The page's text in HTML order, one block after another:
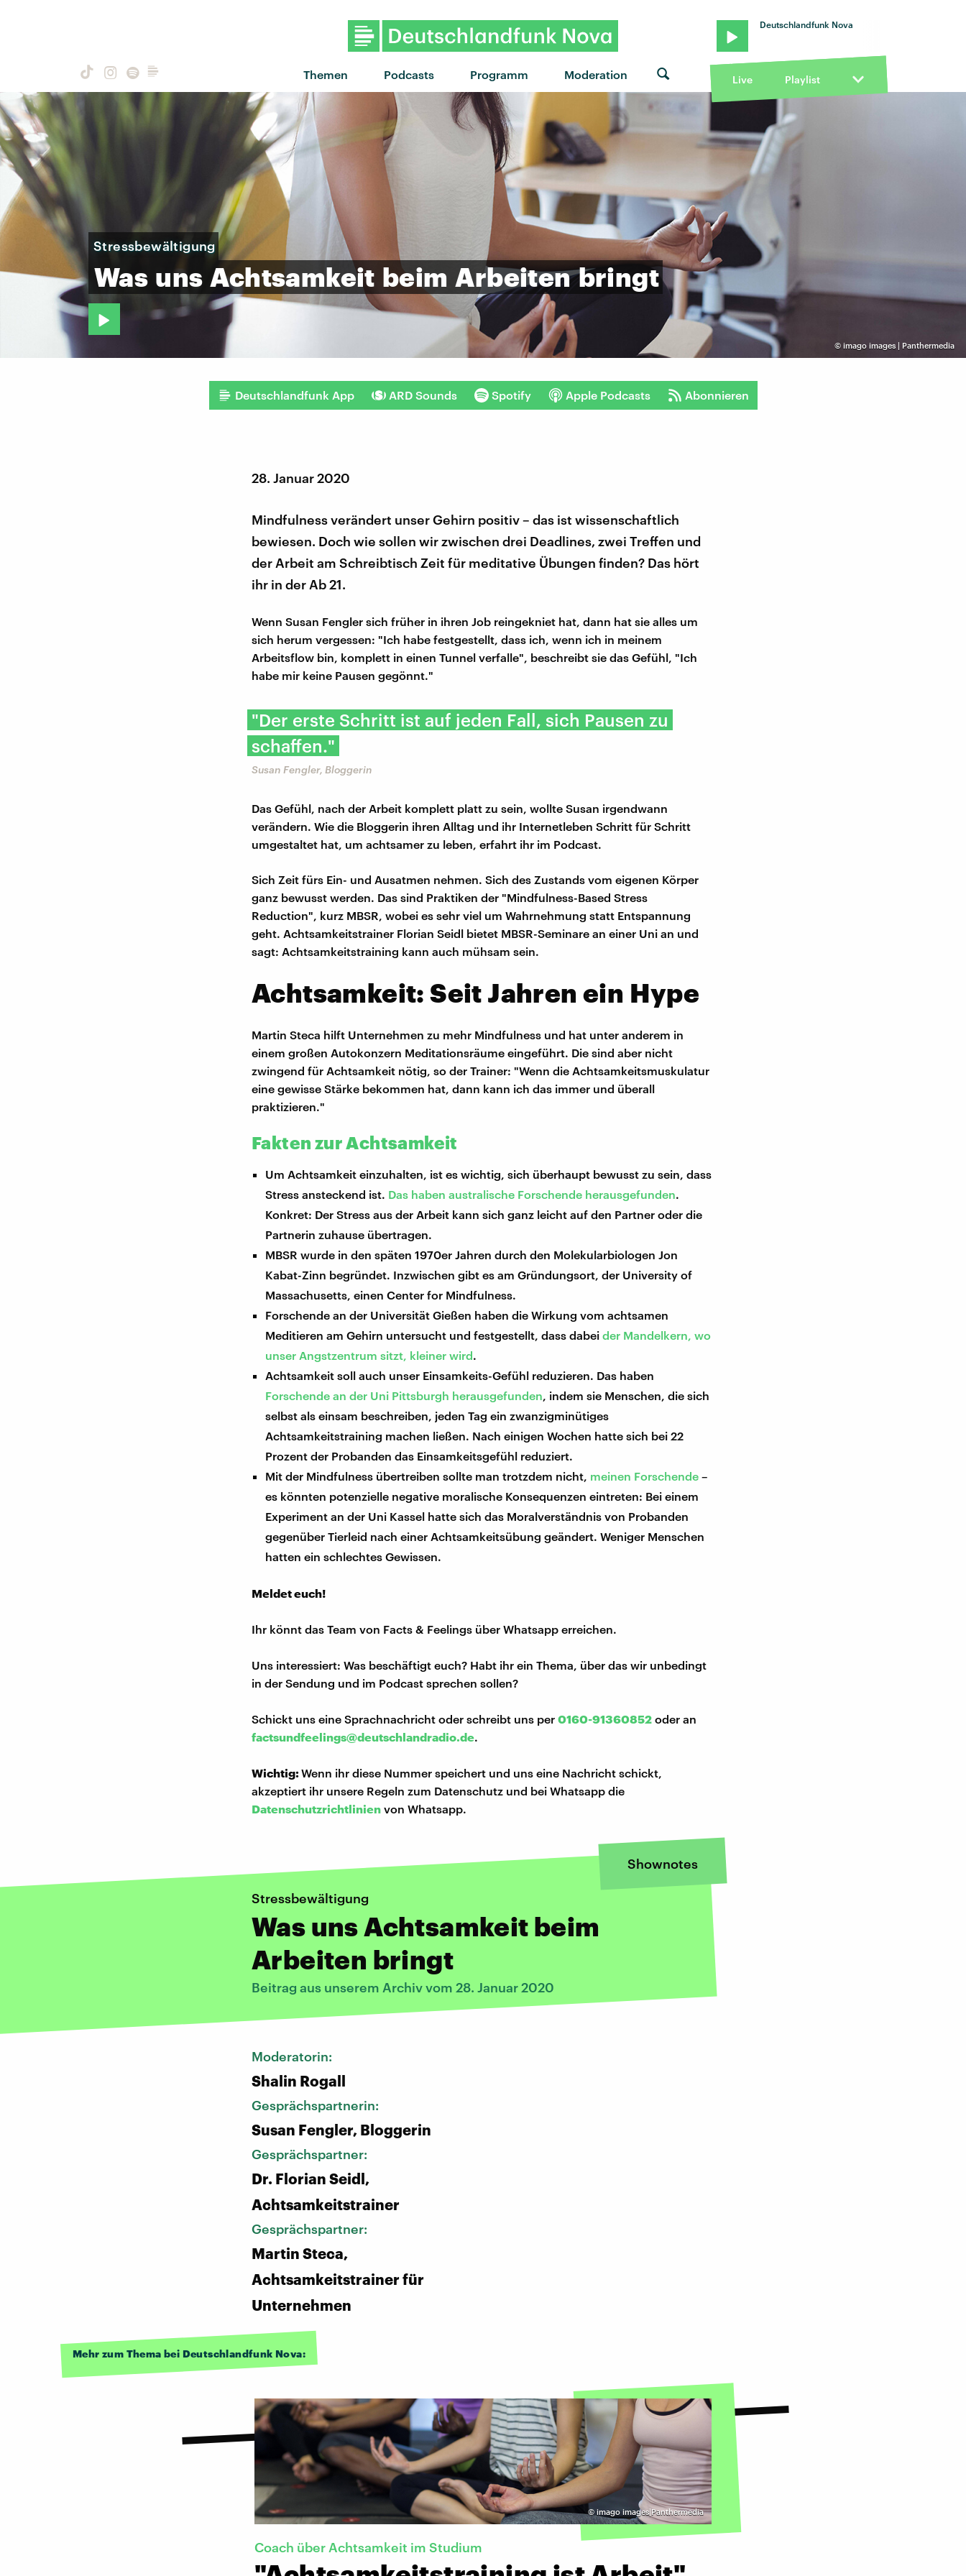
Themen Podcasts Programm Moderation
Deutschlandfunk Nova
Live Playlist
© imago images | Panthermedia
Stressbewältigung
Was uns Achtsamkeit beim Arbeiten bringt
Deutschlandfunk App ARD Sounds Spotify Apple Podcasts Abonnieren
28. Januar 2020
Mindfulness verändert unser Gehirn positiv – das ist wissenschaftlich
bewiesen. Doch wie sollen wir zwischen drei Deadlines, zwei Treffen und
der Arbeit am Schreibtisch Zeit für meditative Übungen finden? Das hört
ihr in der Ab 21.
Wenn Susan Fengler sich früher in ihren Job reingekniet hat, dann hat sie alles um
sich herum vergessen: "Ich habe festgestellt, dass ich, wenn ich in meinem
Arbeitsflow bin, komplett in einen Tunnel verfalle", beschreibt sie das Gefühl, "Ich
habe mir keine Pausen gegönnt."
"Der erste Schritt ist auf jeden Fall, sich Pausen zu
schaffen."
Susan Fengler, Bloggerin
Das Gefühl, nach der Arbeit komplett platt zu sein, wollte Susan irgendwann
verändern. Wie die Bloggerin ihren Alltag und ihr Internetleben Schritt für Schritt
umgestaltet hat, um achtsamer zu leben, erfahrt ihr im Podcast.
Sich Zeit fürs Ein- und Ausatmen nehmen. Sich des Zustands vom eigenen Körper
ganz bewusst werden. Das sind Praktiken der "Mindfulness-Based Stress
Reduction", kurz MBSR, wobei es sehr viel um Wahrnehmung statt Entspannung
geht. Achtsamkeitstrainer Florian Seidl bietet MBSR-Seminare an einer Uni an und
sagt: Achtsamkeitstraining kann auch mühsam sein.
Achtsamkeit: Seit Jahren ein Hype
Martin Steca hilft Unternehmen zu mehr Mindfulness und hat unter anderem in
einem großen Autokonzern Meditationsräume eingeführt. Die sind aber nicht
zwingend für Achtsamkeit nötig, so der Trainer: "Wenn die Achtsamkeitsmuskulatur
eine gewisse Stärke bekommen hat, dann kann ich das immer und überall
praktizieren."
Fakten zur Achtsamkeit
Um Achtsamkeit einzuhalten, ist es wichtig, sich überhaupt bewusst zu sein, dass
Stress ansteckend ist. Das haben australische Forschende herausgefunden.
Konkret: Der Stress aus der Arbeit kann sich ganz leicht auf den Partner oder die
Partnerin zuhause übertragen.
MBSR wurde in den späten 1970er Jahren durch den Molekularbiologen Jon
Kabat-Zinn begründet. Inzwischen gibt es am Gründungsort, der University of
Massachusetts, einen Center for Mindfulness.
Forschende an der Universität Gießen haben die Wirkung vom achtsamen
Meditieren am Gehirn untersucht und festgestellt, dass dabei der Mandelkern, wo
unser Angstzentrum sitzt, kleiner wird.
Achtsamkeit soll auch unser Einsamkeits-Gefühl reduzieren. Das haben
Forschende an der Uni Pittsburgh herausgefunden, indem sie Menschen, die sich
selbst als einsam beschreiben, jeden Tag ein zwanzigminütiges
Achtsamkeitstraining machen ließen. Nach einigen Wochen hatte sich bei 22
Prozent der Probanden das Einsamkeitsgefühl reduziert.
Mit der Mindfulness übertreiben sollte man trotzdem nicht, meinen Forschende –
es könnten potenzielle negative moralische Konsequenzen eintreten: Bei einem
Experiment an der Uni Kassel hatte sich das Moralverständnis von Probanden
gegenüber Tierleid nach einer Achtsamkeitsübung geändert. Weniger Menschen
hatten ein schlechtes Gewissen.
Meldet euch!
Ihr könnt das Team von Facts & Feelings über Whatsapp erreichen.
Uns interessiert: Was beschäftigt euch? Habt ihr ein Thema, über das wir unbedingt
in der Sendung und im Podcast sprechen sollen?
Schickt uns eine Sprachnachricht oder schreibt uns per 0160-91360852 oder an
factsundfeelings@deutschlandradio.de.
Wichtig:Wenn ihr diese Nummer speichert und uns eine Nachricht schickt,
akzeptiert ihr unsere Regeln zum Datenschutz und bei Whatsapp die
Datenschutzrichtlinien von Whatsapp.
Shownotes
Stressbewältigung
Was uns Achtsamkeit beim
Arbeiten bringt
Beitrag aus unserem Archiv vom 28. Januar 2020
Moderatorin:
Shalin Rogall
Gesprächspartnerin:
Susan Fengler, Bloggerin
Gesprächspartner:
Dr. Florian Seidl,
Achtsamkeitstrainer
Gesprächspartner:
Martin Steca,
Achtsamkeitstrainer für
Unternehmen
Mehr zum Thema bei Deutschlandfunk Nova:
© imago images|Panthermedia
Coach über Achtsamkeit im Studium